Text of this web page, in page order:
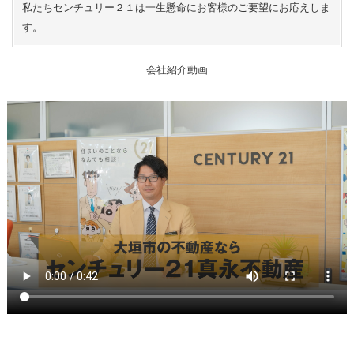
私たちセンチュリー２１は一生懸命にお客様のご要望にお応えしま
す。
会社紹介動画